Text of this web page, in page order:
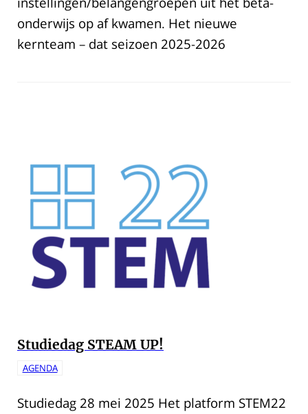
onderwijs op af kwamen. Het nieuwe
kernteam – dat seizoen 2025-2026
Studiedag STEAM UP!
AGENDA
Studiedag 28 mei 2025 Het platform STEM22